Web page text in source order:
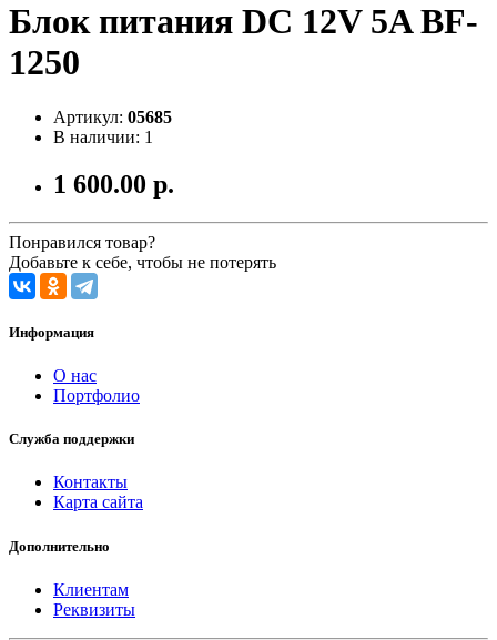
Блок питания DC 12V 5A BF-
1250
Артикул: 05685
В наличии: 1
1 600.00 р.
Понравился товар?
Добавьте к себе, чтобы не потерять
Информация
О нас
Портфолио
Служба поддержки
Контакты
Карта сайта
Дополнительно
Клиентам
Реквизиты